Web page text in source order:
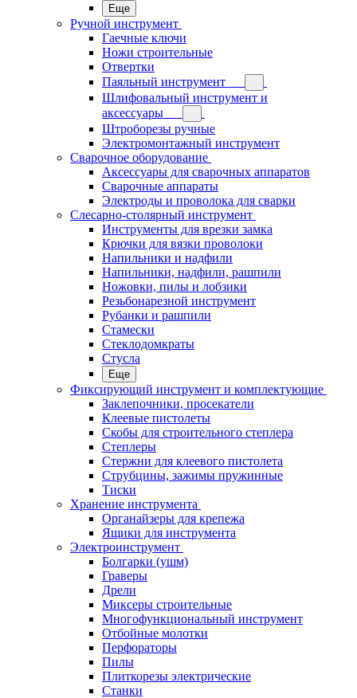
Еще
Ручной инструмент
Гаечные ключи
Ножи строительные
Отвертки
Паяльный инструмент
Шлифовальный инструмент и
аксессуары
Штроборезы ручные
Электромонтажный инструмент
Сварочное оборудование
Аксессуары для сварочных аппаратов
Сварочные аппараты
Электроды и проволока для сварки
Слесарно-столярный инструмент
Инструменты для врезки замка
Крючки для вязки проволоки
Напильники и надфили
Напильники, надфили, рашпили
Ножовки, пилы и лобзики
Резьбонарезной инструмент
Рубанки и рашпили
Стамески
Стеклодомкраты
Стусла
Еще
Фиксирующий инструмент и комплектующие
Заклепочники, просекатели
Клеевые пистолеты
Скобы для строительного степлера
Степлеры
Стержни для клеевого пистолета
Струбцины, зажимы пружинные
Тиски
Хранение инструмента
Органайзеры для крепежа
Ящики для инструмента
Электроинструмент
Болгарки (ушм)
Граверы
Дрели
Миксеры строительные
Многофункциональный инструмент
Отбойные молотки
Перфораторы
Пилы
Плиткорезы электрические
Станки